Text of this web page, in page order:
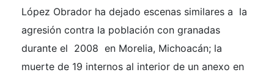
López Obrador ha dejado escenas similares a la
agresión contra la población con granadas
durante el 2008 en Morelia, Michoacán; la
muerte de 19 internos al interior de un anexo en